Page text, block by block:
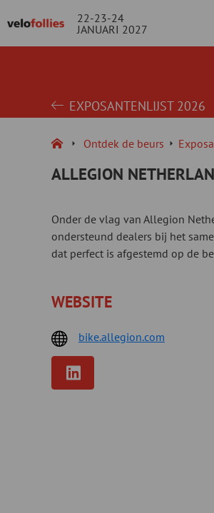
22-23-24
JANUARI 2027
EXPOSANTENLIJST 2026
Ontdek de beurs
ALLEGION
Onder de vlag van Allegion
ondersteund dealers bij het
dat perfect is afgestemd op de
WEBSITE
bike.allegion.com